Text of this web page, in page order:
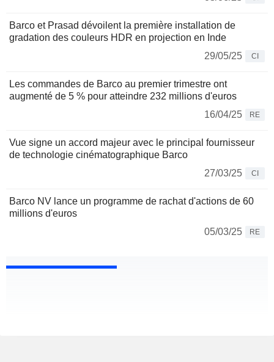
Barco et Prasad dévoilent la première installation de
gradation des couleurs HDR en projection en Inde
29/05/25
CI
Les commandes de Barco au premier trimestre ont
augmenté de 5 % pour atteindre 232 millions d'euros
16/04/25
RE
Vue signe un accord majeur avec le principal fournisseur
de technologie cinématographique Barco
27/03/25
CI
Barco NV lance un programme de rachat d'actions de 60
millions d'euros
05/03/25
RE